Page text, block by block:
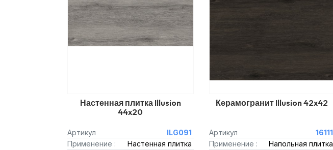
Настенная плитка Illusion
44x20
Артикул
ILG091
Применение :
Настенная плитка
Керамогранит Illusion 42x42
Артикул
16111
Применение :
Напольная плитка